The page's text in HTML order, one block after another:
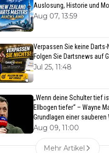
Auslosung, Historie und
Aug 07, 13:59
Verpassen Sie keine
Folgen Sie Dartsnews auf
Jul 25, 11:48
„Wenn deine Schulter tief
Ellbogen tiefer“ – Wayne
Grundlagen einer
Aug 09, 11:00
Mehr Artikel